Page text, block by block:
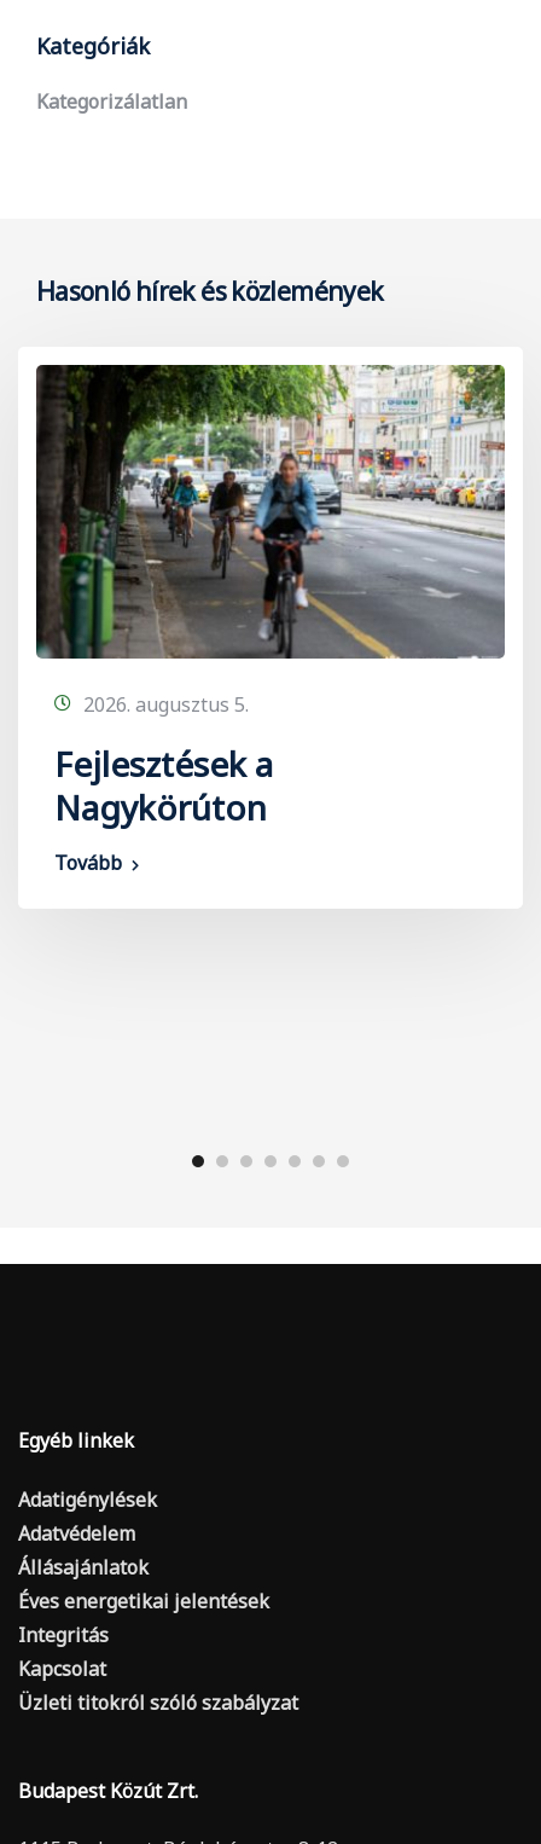
Kategóriák
Kategorizálatlan
Hasonló hírek és közlemények
2026. augusztus 5.
Fejlesztések a
Nagykörúton
Tovább
Egyéb linkek
Adatigénylések
Adatvédelem
Állásajánlatok
Éves energetikai jelentések
Integritás
Kapcsolat
Üzleti titokról szóló szabályzat
Budapest Közút Zrt.